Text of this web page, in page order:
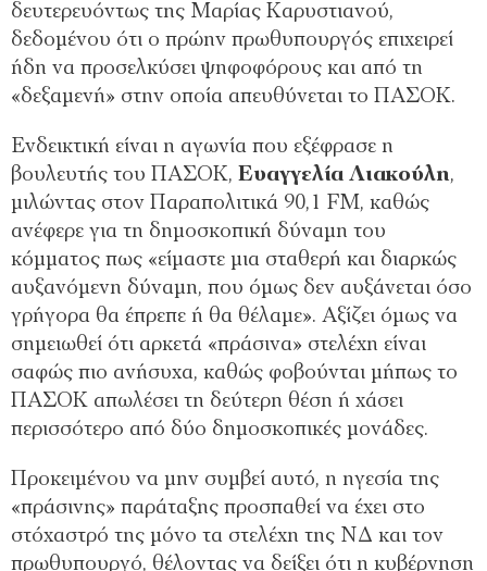
δευτερευόντως της Μαρίας Καρυστιανού,
δεδομένου ότι ο πρώην πρωθυπουργός επιχειρεί
ήδη να προσελκύσει ψηφοφόρους και από τη
«δεξαμενή» στην οποία απευθύνεται το ΠΑΣΟΚ.
Ενδεικτική είναι η αγωνία που εξέφρασε η
βουλευτής του ΠΑΣΟΚ, Ευαγγελία Λιακούλη,
μιλώντας στον Παραπολιτικά 90,1 FM, καθώς
ανέφερε για τη δημοσκοπική δύναμη του
κόμματος πως «είμαστε μια σταθερή και διαρκώς
αυξανόμενη δύναμη, που όμως δεν αυξάνεται όσο
γρήγορα θα έπρεπε ή θα θέλαμε». Αξίζει όμως να
σημειωθεί ότι αρκετά «πράσινα» στελέχη είναι
σαφώς πιο ανήσυχα, καθώς φοβούνται μήπως το
ΠΑΣΟΚ απωλέσει τη δεύτερη θέση ή χάσει
περισσότερο από δύο δημοσκοπικές μονάδες.
Προκειμένου να μην συμβεί αυτό, η ηγεσία της
«πράσινης» παράταξης προσπαθεί να έχει στο
στόχαστρό της μόνο τα στελέχη της ΝΔ και τον
πρωθυπουργό, θέλοντας να δείξει ότι η κυβέρνηση